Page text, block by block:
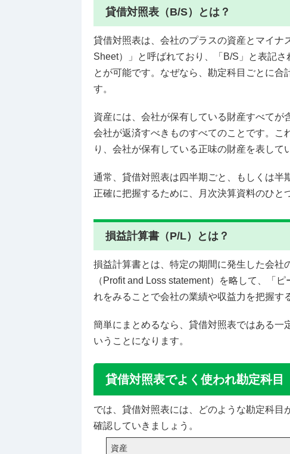
貸借対照表（B/S）とは？
貸借対照表は、会社のプラスの資産とマイ
Sheet）」と呼ばれており、「B/S」と表記
とが可能です。なぜなら、勘定科目ごとに
す。
資産には、会社が保有している財産すべてが
会社が返済すべきものすべてのことです。こ
り、会社が保有している正味の財産を表して
通常、貸借対照表は四半期ごと、もしくは
正確に把握するために、月次決算資料のひと
損益計算書（P/L）とは？
損益計算書とは、特定の期間に発生した会社
（Profit and Loss statement）を略して、「
れをみることで会社の業績や収益力を把握す
簡単にまとめるなら、貸借対照表ではある一
いうことになります。
貸借対照表でよく使われ勘定科目
では、貸借対照表には、どのような勘定科
確認していきましょう。
資産